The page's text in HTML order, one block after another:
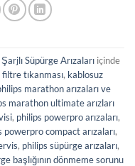
Şarjlı Süpürge Arızaları içinde
filtre tıkanması, kablosuz
marathon arızaları ve
marathon ultimate arızları
, philips powerpro arızaları,
powerpro compact arızaları,
, philips süpürge arızaları,
başlığının dönmeme sorunu